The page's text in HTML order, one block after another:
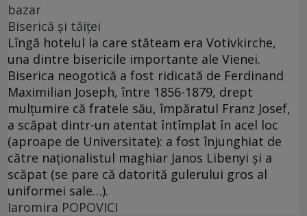
bazar
Biserică şi tăiţei
Lîngă hotelul la care stăteam era Votivkirche,
una dintre bisericile importante ale Vienei.
Biserica neogotică a fost ridicată de Ferdinand
Maximilian Joseph, între 1856-1879, drept
mulţumire că fratele său, împăratul Franz Josef,
a scăpat dintr-un atentat întîmplat în acel loc
(aproape de Universitate): a fost înjunghiat de
către naţionalistul maghiar Janos Libenyi şi a
scăpat (se pare că datorită gulerului gros al
uniformei sale…).
Iaromira POPOVICI